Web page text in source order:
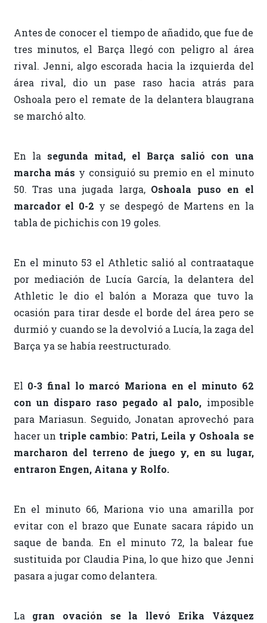
Antes de conocer el tiempo de añadido, que fue de
tres minutos, el Barça llegó con peligro al área
rival. Jenni, algo escorada hacia la izquierda del
área rival, dio un pase raso hacia atrás para
Oshoala pero el remate de la delantera blaugrana
se marchó alto.
En la segunda mitad, el Barça salió con una
marcha más y consiguió su premio en el minuto
50. Tras una jugada larga, Oshoala puso en el
marcador el 0-2 y se despegó de Martens en la
tabla de pichichis con 19 goles.
En el minuto 53 el Athletic salió al contraataque
por mediación de Lucía García, la delantera del
Athletic le dio el balón a Moraza que tuvo la
ocasión para tirar desde el borde del área pero se
durmió y cuando se la devolvió a Lucía, la zaga del
Barça ya se había reestructurado.
El 0-3 final lo marcó Mariona en el minuto 62
con un disparo raso pegado al palo, imposible
para Mariasun. Seguido, Jonatan aprovechó para
hacer un triple cambio: Patri, Leila y Oshoala se
marcharon del terreno de juego y, en su lugar,
entraron Engen, Aitana y Rolfo.
En el minuto 66, Mariona vio una amarilla por
evitar con el brazo que Eunate sacara rápido un
saque de banda. En el minuto 72, la balear fue
sustituida por Claudia Pina, lo que hizo que Jenni
pasara a jugar como delantera.
La gran ovación se la llevó Erika Vázquez